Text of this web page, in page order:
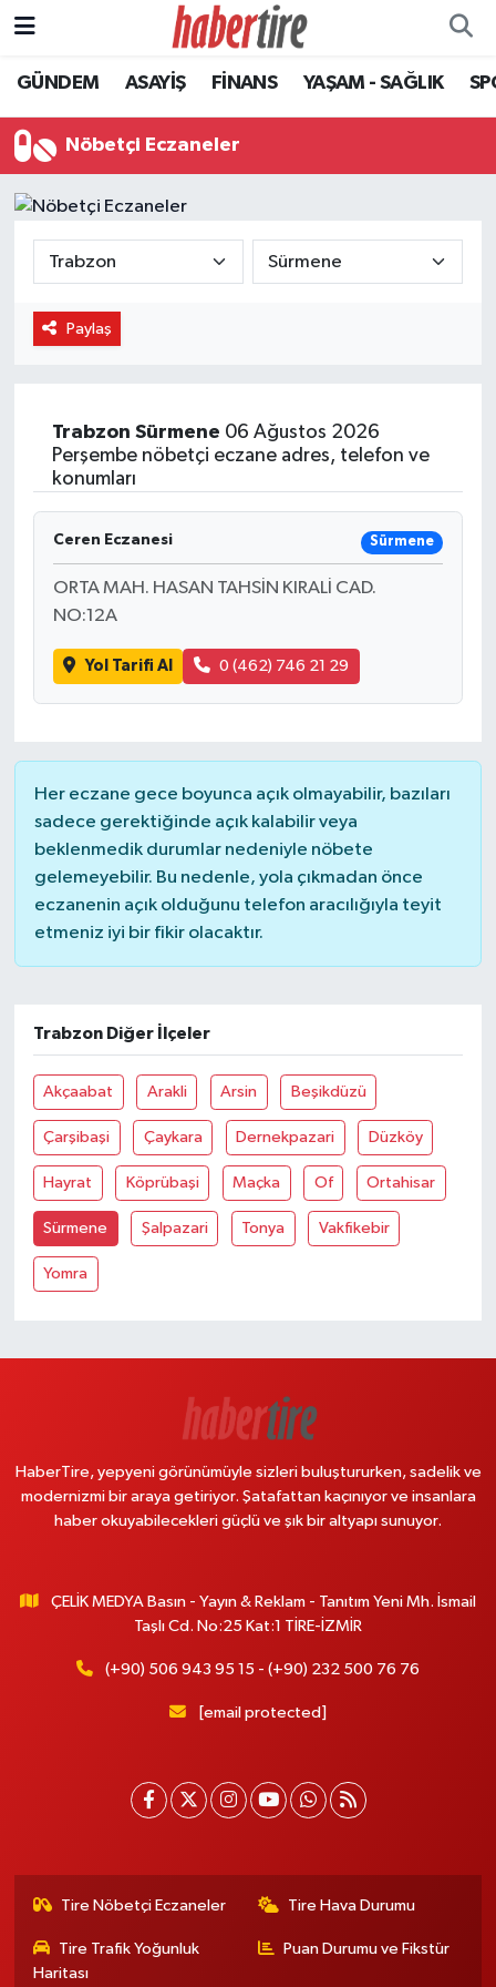
GÜNDEM ASAYİŞ FİNANS YAŞAM - SAĞLIK
Nöbetçi Eczaneler
Paylaş
Trabzon Sürmene 06 Ağustos 2026
Perşembe nöbetçi eczane adres, telefon ve
konumları
Ceren Eczanesi Sürmene
ORTA MAH. HASAN TAHSİN KIRALİ CAD.
NO:12A
Yol Tarifi Al 0 (462) 746 21 29
Her eczane gece boyunca açık olmayabilir, bazıları
sadece gerektiğinde açık kalabilir veya
beklenmedik durumlar nedeniyle nöbete
gelemeyebilir. Bu nedenle, yola çıkmadan önce
eczanenin açık olduğunu telefon aracılığıyla teyit
etmeniz iyi bir fikir olacaktır.
Trabzon Diğer İlçeler
Akçaabat Arakli Arsin Beşikdüzü
Çarşibaşi Çaykara Dernekpazari Düzköy
Hayrat Köprübaşi Maçka Of Ortahisar
Sürmene Şalpazari Tonya Vakfikebir
Yomra
HaberTire, yepyeni görünümüyle sizleri buluştururken, sadelik ve
modernizmi bir araya getiriyor. Şatafattan kaçınıyor ve insanlara
haber okuyabilecekleri güçlü ve şık bir altyapı sunuyor.
ÇELİK MEDYA Basın - Yayın & Reklam - Tanıtım Yeni Mh. İsmail
Taşlı Cd. No:25 Kat:1 TİRE-İZMİR
(+90) 506 943 95 15 - (+90) 232 500 76 76
[email protected]
Tire Nöbetçi Eczaneler Tire Hava Durumu
Tire Trafik Yoğunluk
Haritası
Puan Durumu ve Fikstür
Tire Nöbetçi Eczaneler
Tire Hava Durumu
Tire Trafik Yoğunluk Haritası
Süper Lig Puan Durumu ve Fikstür
Tüm Manşetler
Haber Arşivi